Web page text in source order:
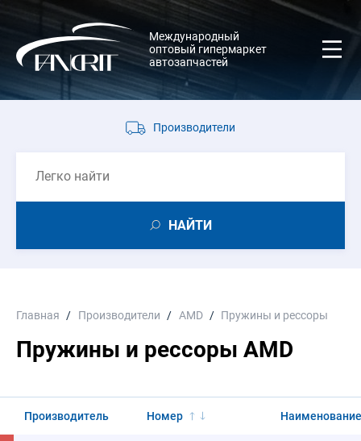
Международный
оптовый гипермаркет
автозапчастей
Производители
НАЙТИ
Главная Производители AMD Пружины и рессоры
Пружины и рессоры AMD
Производитель Номер Наименование